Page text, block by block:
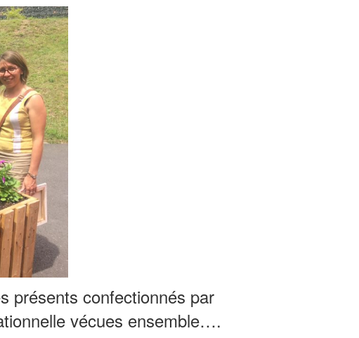
présents confectionnés par
vécues ensemble….